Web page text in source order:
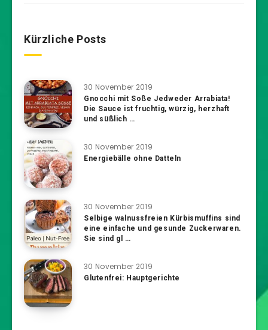
Kürzliche Posts
30 November 2019
Gnocchi mit Soße Jedweder Arrabiata!
Die Sauce ist fruchtig, würzig, herzhaft
und süßlich …
30 November 2019
Energiebälle ohne Datteln
30 November 2019
Selbige walnussfreien Kürbismuffins sind
eine einfache und gesunde Zuckerwaren.
Sie sind gl …
30 November 2019
Glutenfrei: Hauptgerichte